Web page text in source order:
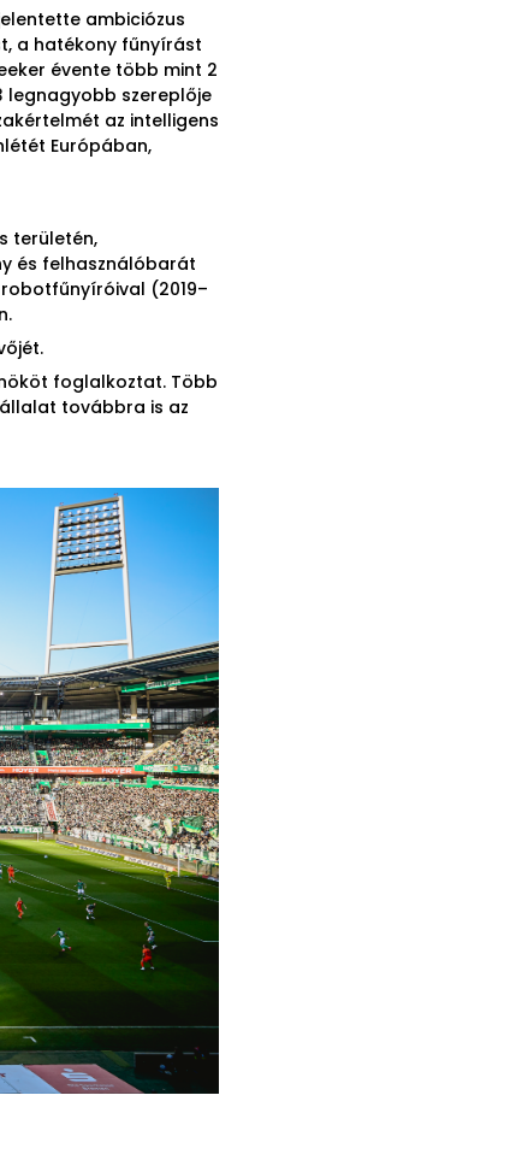
ambiciózus
a hatékony fűnyírást
évente több mint 2
legnagyobb szereplője
az intelligens
Európában,
területén,
és felhasználóbarát
(2019–
foglalkoztat. Több
továbbra is az